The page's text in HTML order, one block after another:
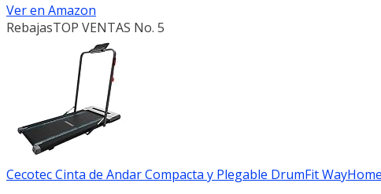
Ver en Amazon
RebajasTOP VENTAS No. 5
Cecotec Cinta de Andar Compacta y Plegable DrumFit WayHome